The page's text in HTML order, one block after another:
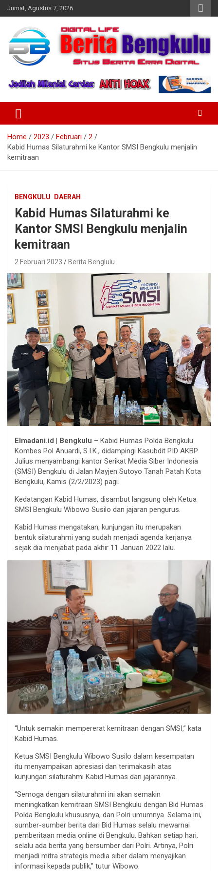
Skip
to
Jumat, Agustus 7, 2026
Beritabengkulu.id
Home 2023 Februari
2
Kabid Humas Silaturahmi ke Kantor SMSI Bengkulu menjalin
kemitraan
BENGKULU DAERAH
Kabid Humas Silaturahmi ke
Kantor SMSI Bengkulu menjalin
kemitraan
2 Februari 2023 Berita Benglulu
Elmadani.id | Bengkulu – Kabid Humas Polda Bengkulu
Kombes Pol Anuardi, S.I.K., didampingi Kasubdit PID AKBP
Julius menyambangi kantor Serikat Media Siber Indonesia
(SMSI) Bengkulu di Jalan Mayjen Sutoyo Tanah Patah Kota
Bengkulu, Kamis (2/2/2023) pagi.
Kedatangan Kabid Humas, disambut langsung oleh Ketua
SMSI Bengkulu Wibowo Susilo dan jajaran pengurus.
Kabid Humas mengatakan, kunjungan itu merupakan
bentuk silaturahmi yang sudah menjadi agenda kerjanya
sejak dia menjabat pada akhir 11 Januari 2022 lalu.
“Untuk semakin mempererat kemitraan dengan SMSI,” kata
Kabid Humas.
Ketua SMSI Bengkulu Wibowo Susilo dalam kesempatan
itu menyampaikan apresiasi dan terimakasih atas
kunjungan silaturahmi Kabid Humas dan jajarannya.
“Semoga dengan silaturahmi ini akan semakin
meningkatkan kemitraan SMSI Bengkulu dengan Bid Humas
Polda Bengkulu khususnya, dan Polri umumnya. Selama ini,
sumber-sumber berita dari Bid Humas selalu mewarnai
pemberitaan media online di Bengkulu. Bahkan setiap hari,
selalu ada berita yang bersumber dari Polri. Artinya, Polri
menjadi mitra strategis media siber dalam menyajikan
informasi kepada publik,” tutur Wibowo.